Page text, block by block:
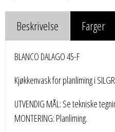
Beskrivelse Farger
BLANCO DALAGO 45-F
Kjøkkenvask for planliming i
UTVENDIG MÅL: Se tekniske
MONTERING: Planliming.